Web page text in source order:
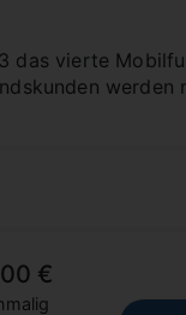
das vierte
werden
€